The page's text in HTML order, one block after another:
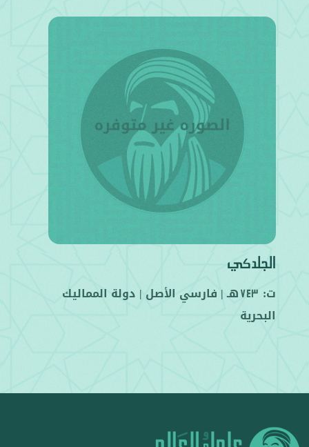
الجلدكي
ت: 743هـ | فارسي الأصل | دولة المماليك
البحرية